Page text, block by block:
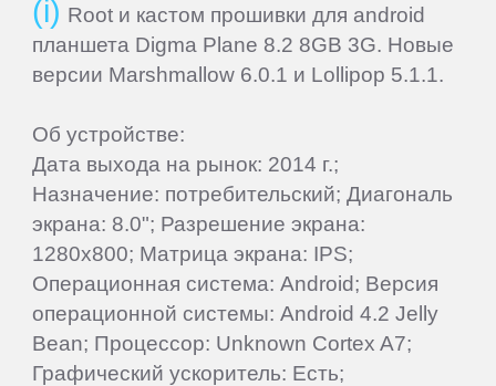
Root и кастом прошивки для android
планшета Digma Plane 8.2 8GB 3G. Новые
версии Marshmallow 6.0.1 и Lollipop 5.1.1.
Об устройстве:
Дата выхода на рынок: 2014 г.;
Назначение: потребительский; Диагональ
экрана: 8.0"; Разрешение экрана:
1280x800; Матрица экрана: IPS;
Операционная система: Android; Версия
операционной системы: Android 4.2 Jelly
Bean; Процессор: Unknown Cortex A7;
Графический ускоритель: Есть;
Prestigio
QUMO
Ritmix
RitzViva
RugGear
Rugtel